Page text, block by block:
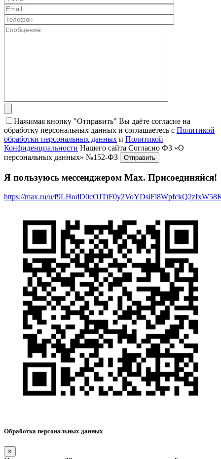
Нажимая кнопку "Отправить" Вы даёте согласие на
обработку персональных данных и соглашаетесь с Политикой
обработки персональных данных и Политикой
Конфиденциальности Нашего сайта Согласно ФЗ «О
персональных данных» №152-ФЗ
Я пользуюсь мессенджером Max. Присоединяйся!
https://max.ru/u/
Обработка персональных данных
×